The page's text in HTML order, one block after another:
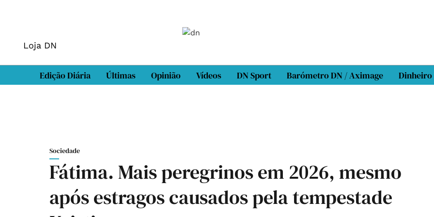
Loja DN
Edição Diária Últimas Opinião Vídeos DN Sport Barómetro DN / Aximage Dinheiro
Sociedade
Fátima. Mais peregrinos em 2026, mesmo
após estragos causados pela tempestade